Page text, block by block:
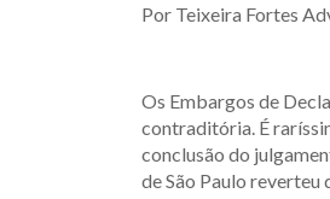
Por Teixeira Fortes
Os Embargos de
contraditória. É
conclusão do
de São Paulo reverteu